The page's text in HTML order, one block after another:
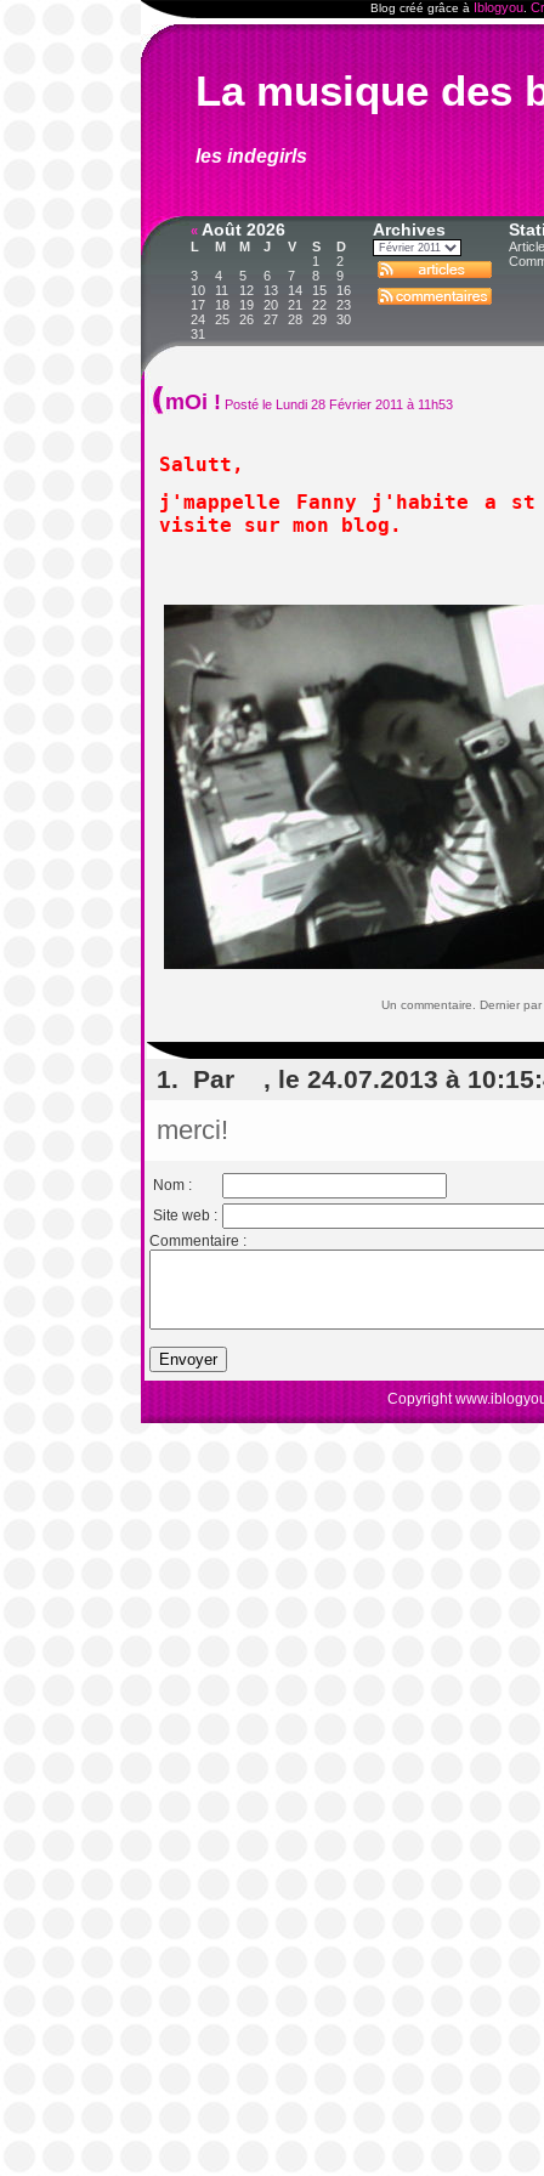
Blog créé grâce à Iblogyou
La musique des
les indegirls
« Août 2026
L M M J V S
D
1
2
3
4 5 6 7 8
9
10
11 12 13 14 15
16
17
18 19 20 21 22
23
24
25 26 27 28 29
30
31
Archives
mOi ! Posté le Lundi 28 Février 2011 à 11h53
Salutt,
j'mappelle Fanny j'habite a st
visite sur mon blog.
Un commentaire. Dernier
1. Par , le 24.07.2013 à
merci!
Nom :
Site web :
Commentaire :
Copyright